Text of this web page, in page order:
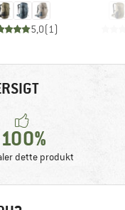
5,0(1)
100%
dette produkt